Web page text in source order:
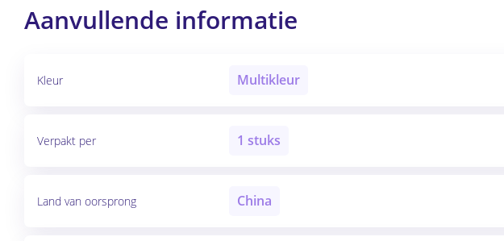
Aanvullende informatie
Kleur Multikleur
Verpakt per 1 stuks
Land van oorsprong China